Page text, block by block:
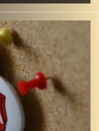
סינגלים חדשים ישראלים ו10 שנים למותו של דיוויד בואי
włodi